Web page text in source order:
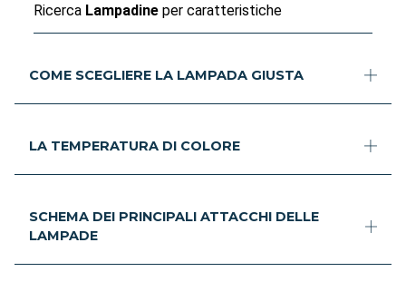
Ricerca Lampadineper caratteristiche
COME SCEGLIERE LA LAMPADA GIUSTA
LA TEMPERATURA DI COLORE
SCHEMA DEI PRINCIPALI ATTACCHI DELLE
LAMPADE